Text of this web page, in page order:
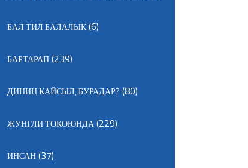
БАЛ ТИЛ БАЛАЛЫК(6)
БАРТАРАП(239)
ДИНИҢ КАЙСЫЛ, БУРАДАР? (80)
ЖУНГЛИ ТОКОЮНДА(229)
ИНСАН(37)